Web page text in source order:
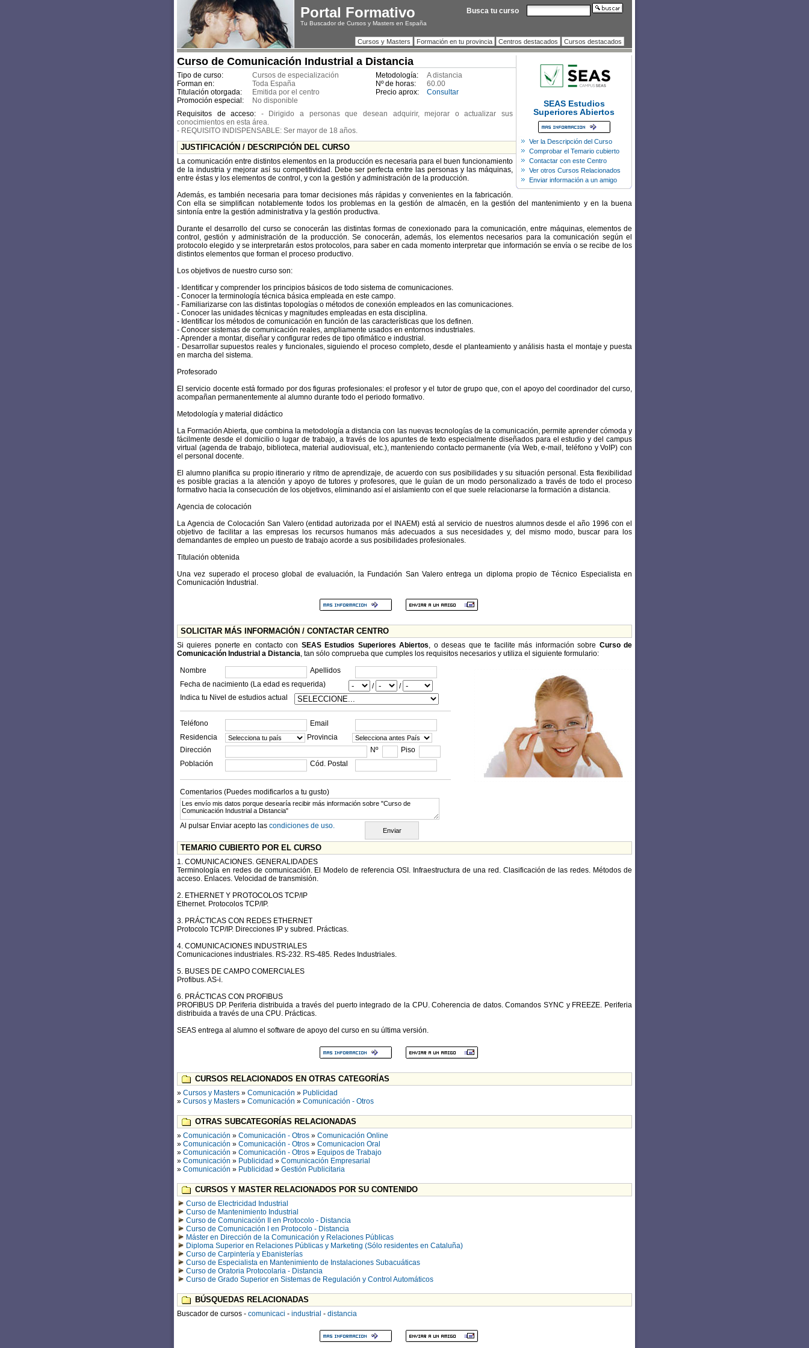
Portal Formativo
Tu Buscador de Cursos y Masters en España
Cursos y Masters Formación en tu provincia Centros destacados Cursos destacados
SEAS Estudios
Superiores Abiertos
Ver la Descripción del Curso
Comprobar el Temario cubierto
Contactar con este Centro
Ver otros Cursos Relacionados
Enviar información a un amigo
Curso de Comunicación Industrial a Distancia
Tipo de curso: Cursos de especialización Metodología:
A distancia
Forman en:
Toda España Nº de horas:
60.00
Titulación otorgada:
Emitida por el centro Precio aprox:
Consultar
Promoción especial:
No disponible
Requisitos de acceso: - Dirigido a personas que desean adquirir, mejorar o actualizar sus
conocimientos en esta área.
- REQUISITO INDISPENSABLE: Ser mayor de 18 años.
JUSTIFICACIÓN / DESCRIPCIÓN DEL CURSO
La comunicación entre distintos elementos en la producción es necesaria para el buen funcionamiento
de la industria y mejorar así su competitividad. Debe ser perfecta entre las personas y las máquinas,
entre éstas y los elementos de control, y con la gestión y administración de la producción.
Además, es también necesaria para tomar decisiones más rápidas y convenientes en la fabricación.
Con ella se simplifican notablemente todos los problemas en la gestión de almacén, en la gestión del mantenimiento y en la buena
sintonía entre la gestión administrativa y la gestión productiva.
Durante el desarrollo del curso se conocerán las distintas formas de conexionado para la comunicación, entre máquinas, elementos de
control, gestión y administración de la producción. Se conocerán, además, los elementos necesarios para la comunicación según el
protocolo elegido y se interpretarán estos protocolos, para saber en cada momento interpretar que información se envía o se recibe de los
distintos elementos que forman el proceso productivo.
Los objetivos de nuestro curso son:
- Identificar y comprender los principios básicos de todo sistema de comunicaciones.
- Conocer la terminología técnica básica empleada en este campo.
- Familiarizarse con las distintas topologías o métodos de conexión empleados en las comunicaciones.
- Conocer las unidades técnicas y magnitudes empleadas en esta disciplina.
- Identificar los métodos de comunicación en función de las características que los definen.
- Conocer sistemas de comunicación reales, ampliamente usados en entornos industriales.
- Aprender a montar, diseñar y configurar redes de tipo ofimático e industrial.
- Desarrollar supuestos reales y funcionales, siguiendo el proceso completo, desde el planteamiento y análisis hasta el montaje y puesta
en marcha del sistema.
Profesorado
El servicio docente está formado por dos figuras profesionales: el profesor y el tutor de grupo que, con el apoyo del coordinador del curso,
acompañan permanentemente al alumno durante todo el periodo formativo.
Metodología y material didáctico
La Formación Abierta, que combina la metodología a distancia con las nuevas tecnologías de la comunicación, permite aprender cómoda y
fácilmente desde el domicilio o lugar de trabajo, a través de los apuntes de texto especialmente diseñados para el estudio y del campus
virtual (agenda de trabajo, biblioteca, material audiovisual, etc.), manteniendo contacto permanente (vía Web, e-mail, teléfono y VoIP) con
el personal docente.
El alumno planifica su propio itinerario y ritmo de aprendizaje, de acuerdo con sus posibilidades y su situación personal. Esta flexibilidad
es posible gracias a la atención y apoyo de tutores y profesores, que le guían de un modo personalizado a través de todo el proceso
formativo hacia la consecución de los objetivos, eliminando así el aislamiento con el que suele relacionarse la formación a distancia.
Agencia de colocación
La Agencia de Colocación San Valero (entidad autorizada por el INAEM) está al servicio de nuestros alumnos desde el año 1996 con el
objetivo de facilitar a las empresas los recursos humanos más adecuados a sus necesidades y, del mismo modo, buscar para los
demandantes de empleo un puesto de trabajo acorde a sus posibilidades profesionales.
Titulación obtenida
Una vez superado el proceso global de evaluación, la Fundación San Valero entrega un diploma propio de Técnico Especialista en
Comunicación Industrial.
SOLICITAR MÁS INFORMACIÓN / CONTACTAR CENTRO
Si quieres ponerte en contacto con SEAS Estudios Superiores Abiertos, o deseas que te facilite más información sobre Curso de
Comunicación Industrial a Distancia, tan sólo comprueba que cumples los requisitos necesarios y utiliza el siguiente formulario:
Nombre
Apellidos
Fecha de nacimiento (La edad es requerida)
/
/
Indica tu Nivel de estudios actual
Teléfono
Email
Residencia
Provincia
Dirección
Nº
Piso
Población
Cód. Postal
Comentarios (Puedes modificarlos a tu gusto)
Al pulsar Enviar acepto las condiciones de uso.
TEMARIO CUBIERTO POR EL CURSO
1. COMUNICACIONES. GENERALIDADES
Terminología en redes de comunicación. El Modelo de referencia OSI. Infraestructura de una red. Clasificación de las redes. Métodos de
acceso. Enlaces. Velocidad de transmisión.
2. ETHERNET Y PROTOCOLOS TCP/IP
Ethernet. Protocolos TCP/IP.
3. PRÁCTICAS CON REDES ETHERNET
Protocolo TCP/IP. Direcciones IP y subred. Prácticas.
4. COMUNICACIONES INDUSTRIALES
Comunicaciones industriales. RS-232. RS-485. Redes Industriales.
5. BUSES DE CAMPO COMERCIALES
Profibus. AS-i.
6. PRÁCTICAS CON PROFIBUS
PROFIBUS DP. Periferia distribuida a través del puerto integrado de la CPU. Coherencia de datos. Comandos SYNC y FREEZE. Periferia
distribuida a través de una CPU. Prácticas.
SEAS entrega al alumno el software de apoyo del curso en su última versión.
CURSOS RELACIONADOS EN OTRAS CATEGORÍAS
» Cursos y Masters » Comunicación » Publicidad
» Cursos y Masters » Comunicación » Comunicación - Otros
OTRAS SUBCATEGORÍAS RELACIONADAS
» Comunicación » Comunicación - Otros » Comunicación Online
» Comunicación » Comunicación - Otros » Comunicacion Oral
» Comunicación » Comunicación - Otros » Equipos de Trabajo
» Comunicación » Publicidad » Comunicación Empresarial
» Comunicación » Publicidad » Gestión Publicitaria
CURSOS Y MASTER RELACIONADOS POR SU CONTENIDO
Curso de Electricidad Industrial
Curso de Mantenimiento Industrial
Curso de Comunicación II en Protocolo - Distancia
Curso de Comunicación I en Protocolo - Distancia
Máster en Dirección de la Comunicación y Relaciones Públicas
Diploma Superior en Relaciones Públicas y Marketing (Sólo residentes en Cataluña)
Curso de Carpintería y Ebanisterías
Curso de Especialista en Mantenimiento de Instalaciones Subacuáticas
Curso de Oratoria Protocolaria - Distancia
Curso de Grado Superior en Sistemas de Regulación y Control Automáticos
BÚSQUEDAS RELACIONADAS
Buscador de cursos - comunicaci - industrial - distancia
Busca tu curso